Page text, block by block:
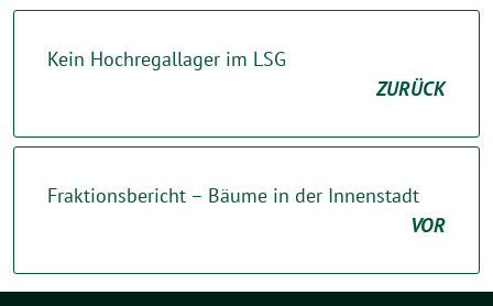
Kein Hochregallager im LSG
ZURÜCK
Fraktionsbericht – Bäume in der Innenstadt
VOR